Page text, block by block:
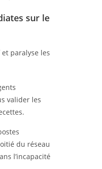
sur le
paralyse les
valider les
du réseau
l’incapacité